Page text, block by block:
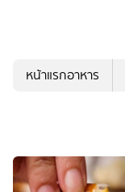
หน้าแรกอาหาร